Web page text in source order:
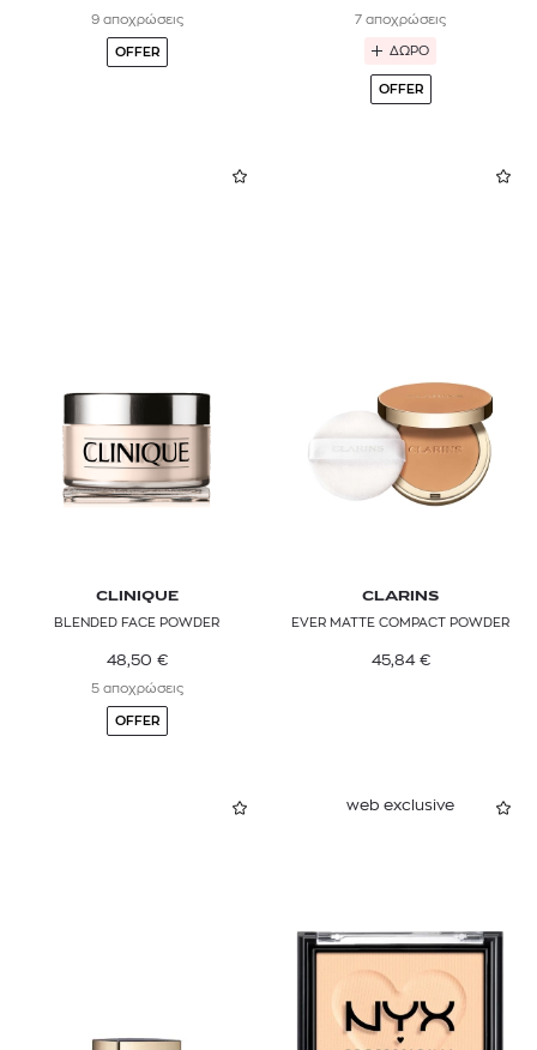
9 αποχρώσεις
OFFER
7 αποχρώσεις
ΔΩΡΟ
OFFER
CLINIQUE
BLENDED FACE POWDER
48,50 €
5 αποχρώσεις
OFFER
CLARINS
EVER MATTE COMPACT POWDER
45,84 €
web exclusive